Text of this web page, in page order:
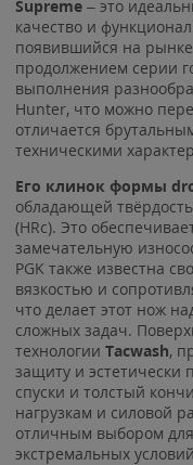
Supreme – это
качество и
появившийся на
продолжением серии
выполнения
Hunter, что можно
отличается
техническими
Его клинок формы
обладающей
(HRc). Это
замечательную
PGK также известна
вязкостью и
что делает этот нож
сложных задач.
технологии Tacwash,
защиту и
спуски и толстый
нагрузкам и силовой
отличным выбором
экстремальных